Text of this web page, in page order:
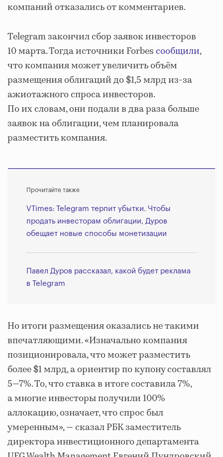
компаний отказались от комментариев.
Telegram закончил сбор заявок инвесторов
10 марта. Тогда источники Forbesсообщили,
что компания может увеличить объём
размещения облигаций до $1,5 млрд из-за
ажиотажного спроса инвесторов.
По их словам, они подали в два раза больше
заявок на облигации, чем планировала
разместить компания.
Прочитайте также
VTimes: Telegram терпит убытки. Чтобы
продать инвесторам облигации, Дуров
обещает новые способы монетизации
Павел Дуров рассказал, какой будет реклама
в Telegram
Но итоги размещения оказались не такими
впечатляющими. «Изначально компания
позиционировала, что может разместить
более $1 млрд, а ориентир по купону составлял
5—7%. То, что ставка в итоге составила 7%,
а многие инвесторы получили 100%
аллокацию, означает, что спрос был
умеренным», — сказал РБК заместитель
директора инвестиционного департамента